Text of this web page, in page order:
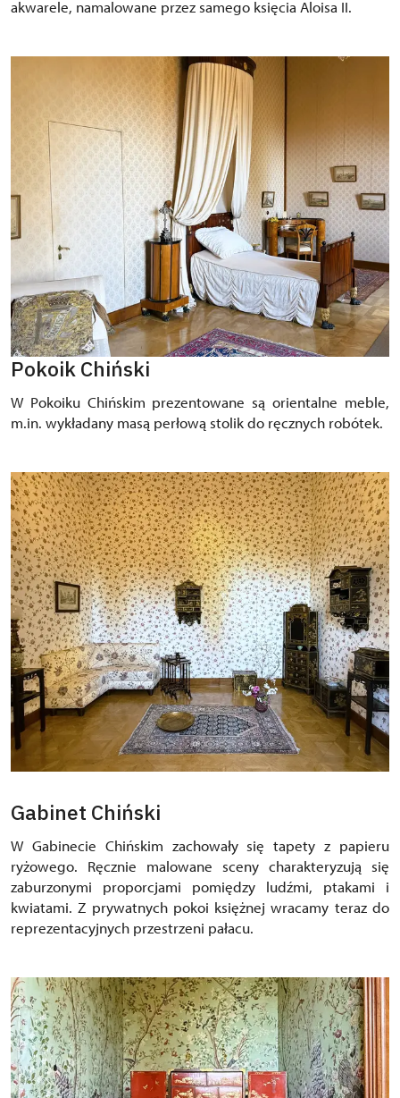
akwarele, namalowane przez samego księcia Aloisa II.
Pokoik Chiński
W Pokoiku Chińskim prezentowane są orientalne meble,
m.in. wykładany masą perłową stolik do ręcznych robótek.
Gabinet Chiński
W Gabinecie Chińskim zachowały się tapety z papieru
ryżowego. Ręcznie malowane sceny charakteryzują się
zaburzonymi proporcjami pomiędzy ludźmi, ptakami i
kwiatami. Z prywatnych pokoi księżnej wracamy teraz do
reprezentacyjnych przestrzeni pałacu.